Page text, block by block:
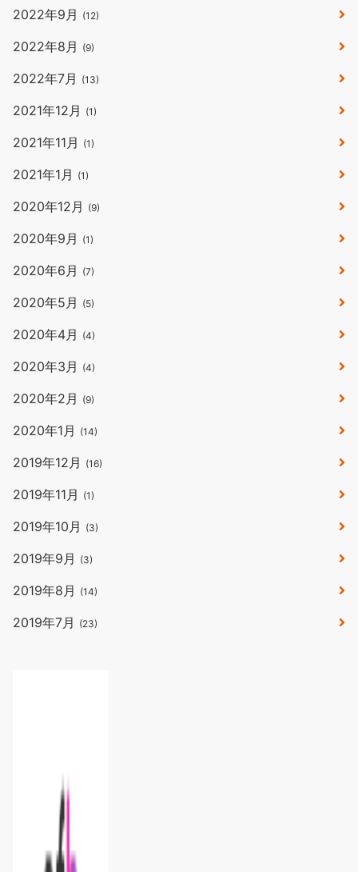
2022年9月 (12)
2022年8月 (9)
2022年7月 (13)
2021年12月 (1)
2021年11月 (1)
2021年1月 (1)
2020年12月 (9)
2020年9月 (1)
2020年6月 (7)
2020年5月 (5)
2020年4月 (4)
2020年3月 (4)
2020年2月 (9)
2020年1月 (14)
2019年12月 (16)
2019年11月 (1)
2019年10月 (3)
2019年9月 (3)
2019年8月 (14)
2019年7月 (23)